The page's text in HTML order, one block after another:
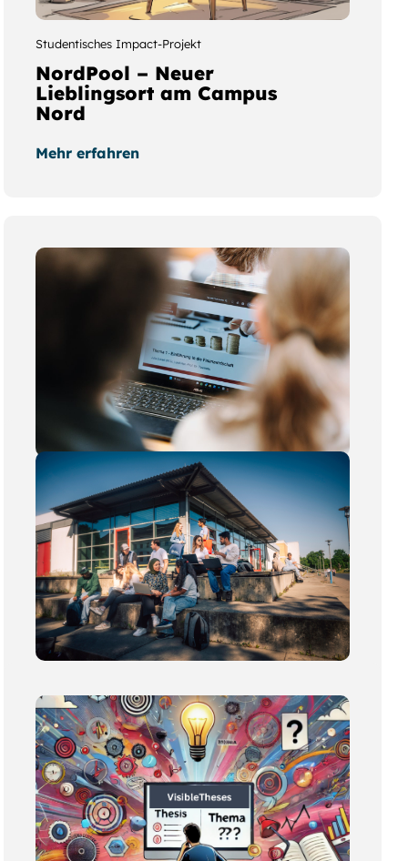
Studentisches Impact-Projekt
NordPool – Neuer
Lieblingsort am Campus
Nord
Mehr erfahren
Impact-Lehrveranstaltung
Finanzwissen für Alle
Mehr erfahren
Unterstützung
organisationalen Lernens –
Seminar
Mehr erfahren